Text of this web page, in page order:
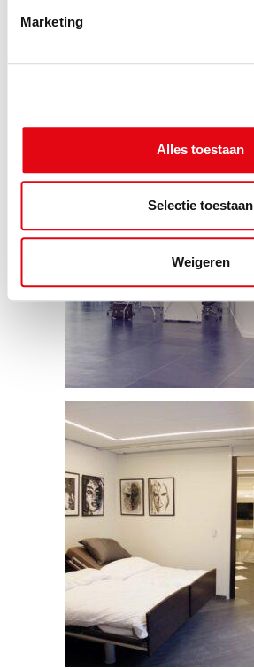
Marketing
Alles toestaan
Selectie toestaan
Weigeren